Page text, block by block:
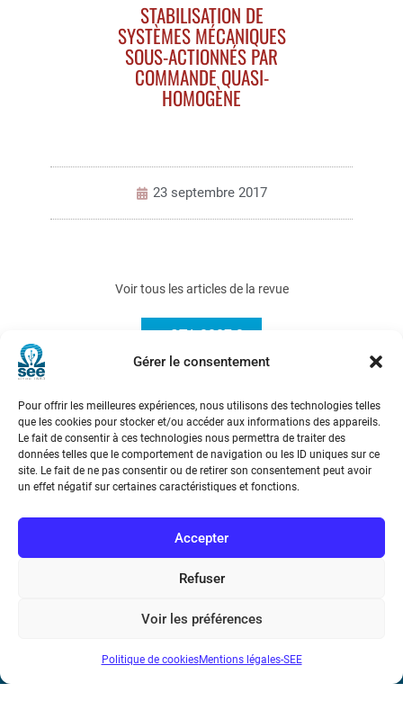
Gérer le consentement
Pour offrir les meilleures expériences, nous utilisons des technologies telles
que les cookies pour stocker et/ou accéder aux informations des appareils.
Le fait de consentir à ces technologies nous permettra de traiter des
données telles que le comportement de navigation ou les ID uniques sur ce
site. Le fait de ne pas consentir ou de retirer son consentement peut avoir
un effet négatif sur certaines caractéristiques et fonctions.
Accepter
Refuser
Voir les préférences
Politique de cookiesMentions légales-SEE
STABILISATION DE
SYSTÈMES MÉCANIQUES
SOUS-ACTIONNÉS PAR
COMMANDE QUASI-
HOMOGÈNE
23 septembre 2017
Voir tous les articles de la revue
e-STA 2007-3
Société de l’Electricité, de l’Electronique et des Technologies
de l’Information et de la Communication
17 rue de l’Amiral Hamelin75116 Paris